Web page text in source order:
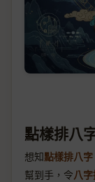
點樣排八
想知點樣排八字
幫到手，令八